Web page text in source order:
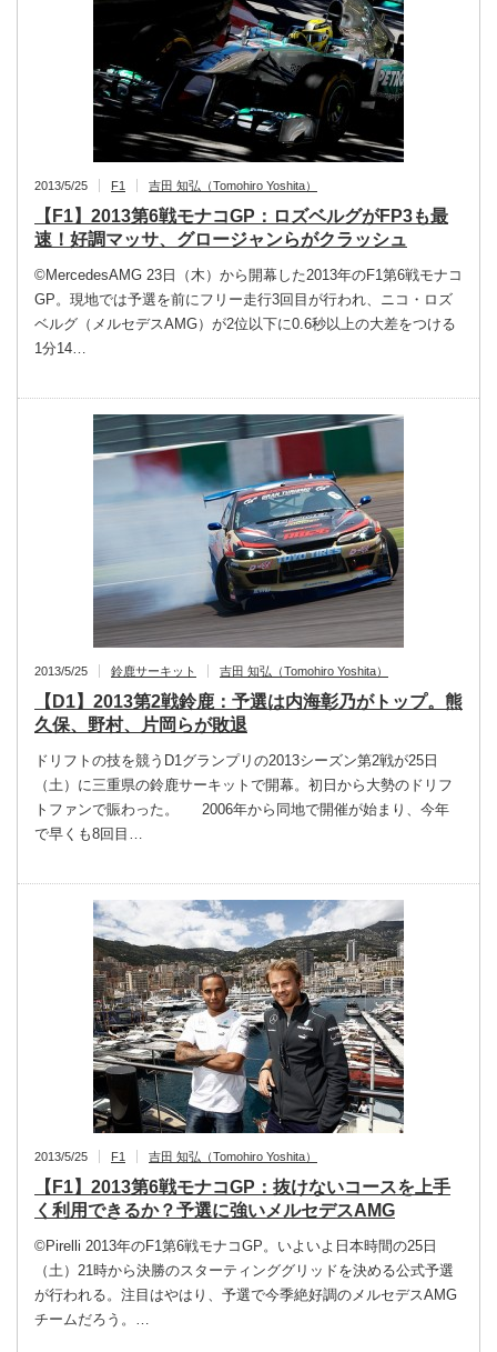
2013/5/25 F1 吉田 知弘（Tomohiro Yoshita）
【F1】2013第6戦モナコGP：ロズベルグがFP3も最
速！好調マッサ、グロージャンらがクラッシュ
©MercedesAMG 23日（木）から開幕した2013年のF1第6戦モナコ
GP。現地では予選を前にフリー走行3回目が行われ、ニコ・ロズ
ベルグ（メルセデスAMG）が2位以下に0.6秒以上の大差をつける
1分14…
2013/5/25 鈴鹿サーキット 吉田 知弘（Tomohiro Yoshita）
【D1】2013第2戦鈴鹿：予選は内海彰乃がトップ。熊
久保、野村、片岡らが敗退
ドリフトの技を競うD1グランプリの2013シーズン第2戦が25日
（土）に三重県の鈴鹿サーキットで開幕。初日から大勢のドリフ
トファンで賑わった。 2006年から同地で開催が始まり、今年
で早くも8回目…
2013/5/25 F1 吉田 知弘（Tomohiro Yoshita）
【F1】2013第6戦モナコGP：抜けないコースを上手
く利用できるか？予選に強いメルセデスAMG
©Pirelli 2013年のF1第6戦モナコGP。いよいよ日本時間の25日
（土）21時から決勝のスターティンググリッドを決める公式予選
が行われる。注目はやはり、予選で今季絶好調のメルセデスAMG
チームだろう。…